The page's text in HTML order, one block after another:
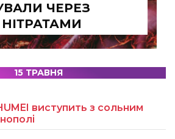
ЧЕРЕЗ
15 ТРАВНЯ
виступить з сольним